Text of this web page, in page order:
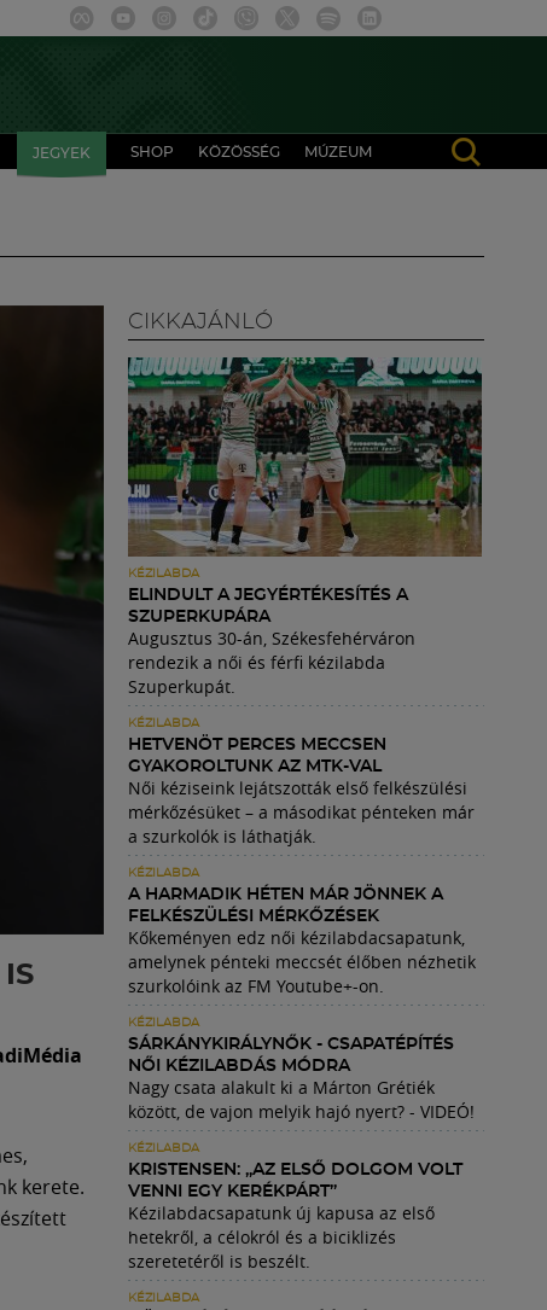
JEGYEK SHOP KÖZÖSSÉG MÚZEUM
kerete.
CIKKAJÁNLÓ
KÉZILABDA
ELINDULT A JEGYÉRTÉKESÍTÉS A
SZUPERKUPÁRA
Augusztus 30-án, Székesfehérváron
rendezik a női és férfi kézilabda
Szuperkupát.
KÉZILABDA
HETVENÖT PERCES MECCSEN
GYAKOROLTUNK AZ MTK-VAL
Női kéziseink lejátszották első felkészülési
mérkőzésüket – a másodikat pénteken már
a szurkolók is láthatják.
KÉZILABDA
A HARMADIK HÉTEN MÁR JÖNNEK A
FELKÉSZÜLÉSI MÉRKŐZÉSEK
Kőkeményen edz női kézilabdacsapatunk,
amelynek pénteki meccsét élőben nézhetik
szurkolóink az FM Youtube+-on.
KÉZILABDA
SÁRKÁNYKIRÁLYNŐK - CSAPATÉPÍTÉS
NŐI KÉZILABDÁS MÓDRA
Nagy csata alakult ki a Márton Grétiék
között, de vajon melyik hajó nyert? - VIDEÓ!
KÉZILABDA
KRISTENSEN: „AZ ELSŐ DOLGOM VOLT
VENNI EGY KERÉKPÁRT”
Kézilabdacsapatunk új kapusa az első
hetekről, a célokról és a biciklizés
szeretetéről is beszélt.
KÉZILABDA